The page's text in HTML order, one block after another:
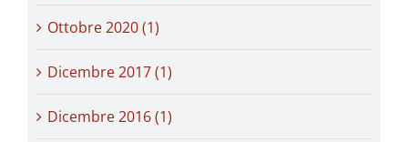
Ottobre 2020 (1)
Dicembre 2017 (1)
Dicembre 2016 (1)